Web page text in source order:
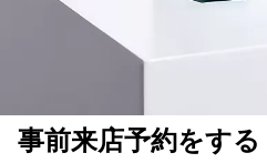
事前来店予約をする